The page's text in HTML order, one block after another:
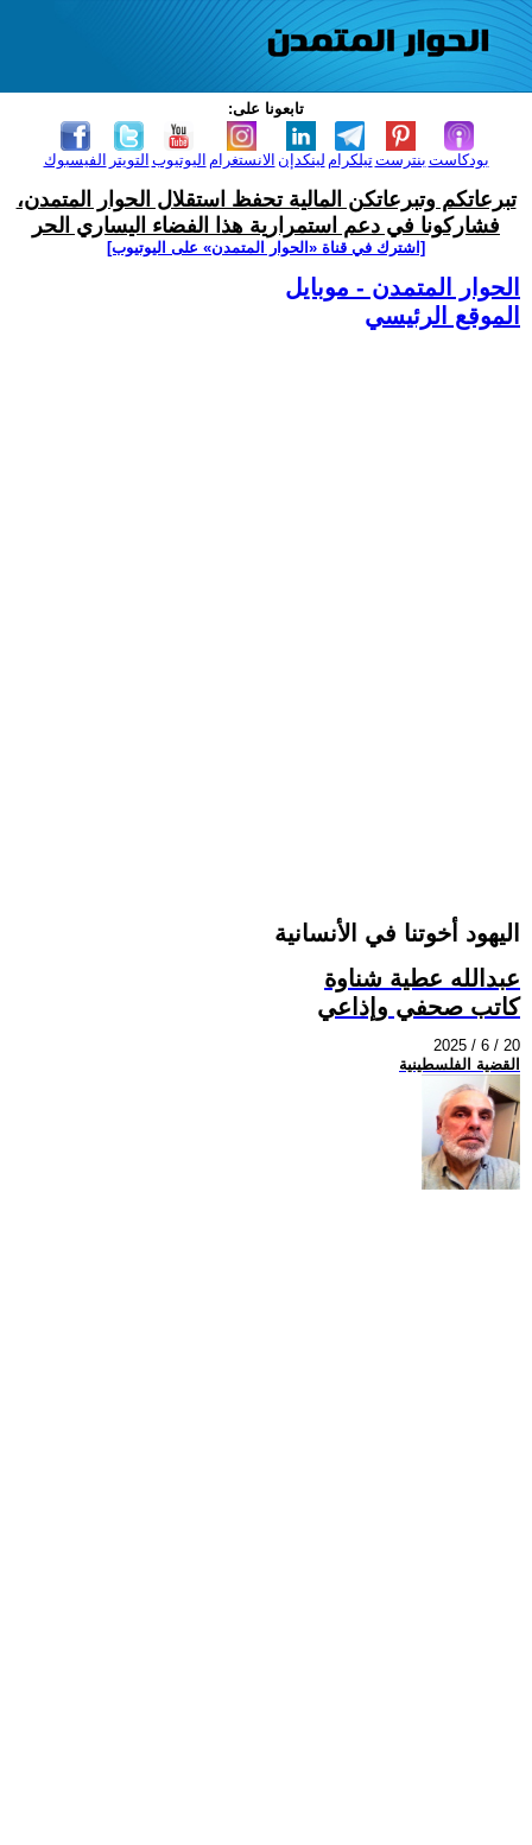
تابعونا على:
الفيسبوك التويتر اليوتيوب الانستغرام لينكدإن تيلكرامبنترست بودكاست
تبرعاتكم وتبرعاتكن المالية تحفظ استقلال الحوار المتمدن،
فشاركونا في دعم استمرارية هذا الفضاء اليساري الحر
[اشترك في قناة ‫«الحوار المتمدن» على اليوتيوب]
الحوار المتمدن - موبايل
الموقع الرئيسي
اليهود أخوتنا في الأنسانية
عبدالله عطية شناوة
كاتب صحفي وإذاعي
2025 / 6 / 20
القضية الفلسطينية